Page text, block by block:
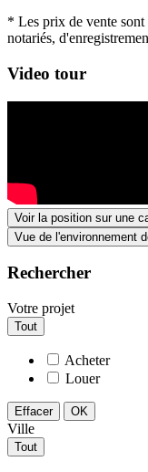
* Les prix de vente sont
notariés,
Video tour
Voir la position sur une
Vue de l'environnement
Rechercher
Votre projet
Tout
Acheter
Louer
Effacer OK
Ville
Tout